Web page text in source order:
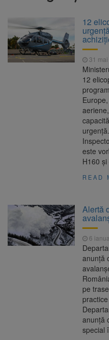
nopții, nu oprirea
– Poiana Brașov după un
persoane primesc îngrijiri
7 august 2026
Dosar de
peste 330.000 de lei, clasat
plata prejudiciului
8 august
Ziua Europeană de
Accidentelor de Muncă
12
31
12
este
H160
READ
Alertă
6
anunță
pe
anunță
special